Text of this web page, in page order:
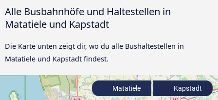
Alle Busbahnhöfe und Haltestellen in
Matatiele und Kapstadt
Die Karte unten zeigt dir, wo du alle Bushaltestellen in
Matatiele und Kapstadt findest.
Matatiele Kapstadt